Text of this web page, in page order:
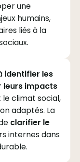
une
humains,
liés à la
identifier les
leurs impacts
climat social,
adaptés. La
clarifier le
internes dans